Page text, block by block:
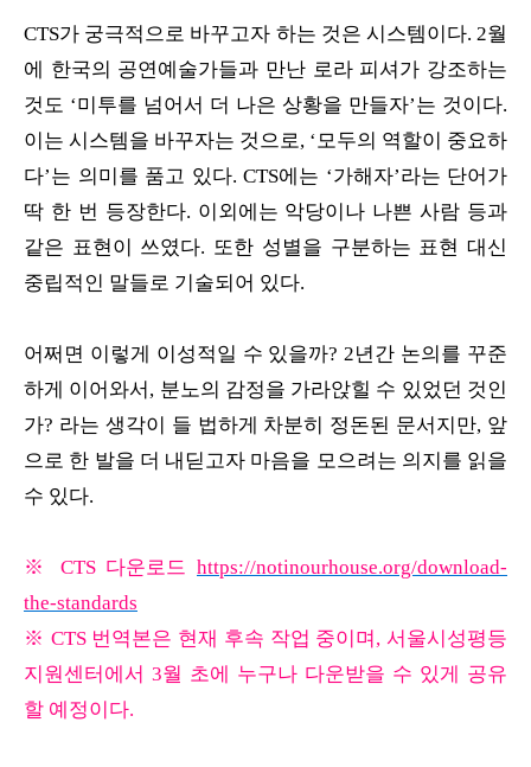
CTS가 궁극적으로 바꾸고자 하는 것은 시스템이다. 2월
에 한국의 공연예술가들과 만난 로라 피셔가 강조하는
것도 ‘미투를 넘어서 더 나은 상황을 만들자’는 것이다.
이는 시스템을 바꾸자는 것으로, ‘모두의 역할이 중요하
다’는 의미를 품고 있다. CTS에는 ‘가해자’라는 단어가
딱 한 번 등장한다. 이외에는 악당이나 나쁜 사람 등과
같은 표현이 쓰였다. 또한 성별을 구분하는 표현 대신
중립적인 말들로 기술되어 있다.
어쩌면 이렇게 이성적일 수 있을까? 2년간 논의를 꾸준
하게 이어와서, 분노의 감정을 가라앉힐 수 있었던 것인
가? 라는 생각이 들 법하게 차분히 정돈된 문서지만, 앞
으로 한 발을 더 내딛고자 마음을 모으려는 의지를 읽을
수 있다.
※ CTS 다운로드 https://notinourhouse.org/download-
the-standards
※ CTS 번역본은 현재 후속 작업 중이며, 서울시성평등
지원센터에서 3월 초에 누구나 다운받을 수 있게 공유
할 예정이다.